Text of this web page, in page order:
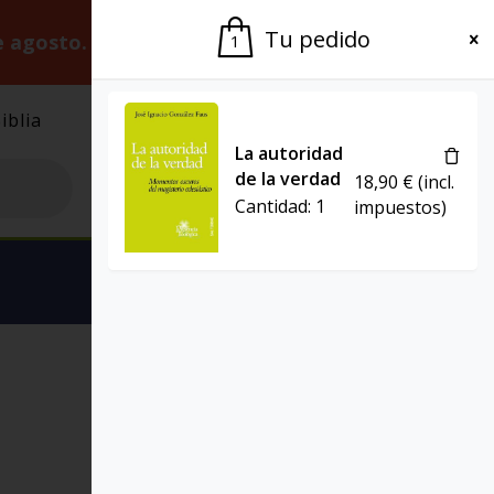
agosto. Gracias por la paciencia.
El Grupo
1 Tu pedido
La autoridad
de la verdad
Cantidad: 1
18,90 €(incl.
impuestos)